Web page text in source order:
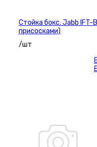
Стойка бокс. Jabb IFT-
присосками)
/шт